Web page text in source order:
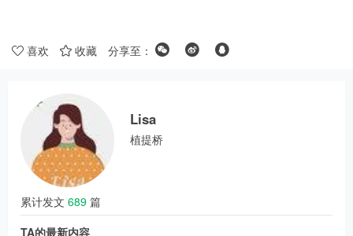
喜欢 收藏 分享至：
Lisa
植提桥
累计发文 689 篇
TA的最新内容